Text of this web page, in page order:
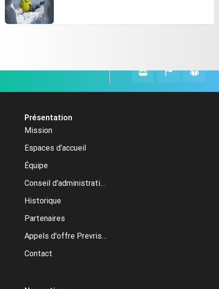
Présentation
Mission
Espaces d’accueil
Équipe
Conseil d'administration
Historique
Partenaires
Appels d'offre Prevrisk-CC
Contact